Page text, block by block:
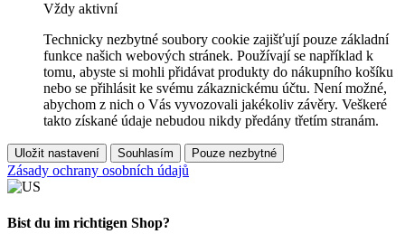
Vždy aktivní
Technicky nezbytné soubory cookie zajišťují pouze základní
funkce našich webových stránek. Používají se například k
tomu, abyste si mohli přidávat produkty do nákupního košíku
nebo se přihlásit ke svému zákaznickému účtu. Není možné,
abychom z nich o Vás vyvozovali jakékoliv závěry. Veškeré
takto získané údaje nebudou nikdy předány třetím stranám.
Uložit nastavení Souhlasím Pouze nezbytné
Zásady ochrany osobních údajů
Bist du im richtigen Shop?